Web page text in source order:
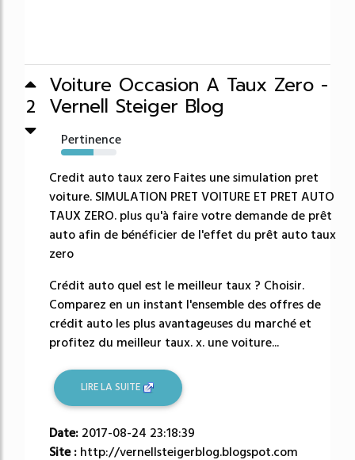
2
Voiture Occasion A Taux Zero -
Vernell Steiger Blog
Pertinence
59%
Credit auto taux zero Faites une simulation pret
voiture. SIMULATION PRET VOITURE ET PRET AUTO
TAUX ZERO. plus qu'à faire votre demande de prêt
auto afin de bénéficier de l'effet du prêt auto taux
zero
Crédit auto quel est le meilleur taux ? Choisir.
Comparez en un instant l'ensemble des offres de
crédit auto les plus avantageuses du marché et
profitez du meilleur taux. x. une voiture...
LIRE LA SUITE
Date: 2017-08-24 23:18:39
Site : http://vernellsteigerblog.blogspot.com